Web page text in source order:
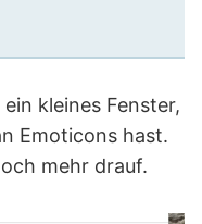
kleines Fenster,
Emoticons hast.
mehr drauf.